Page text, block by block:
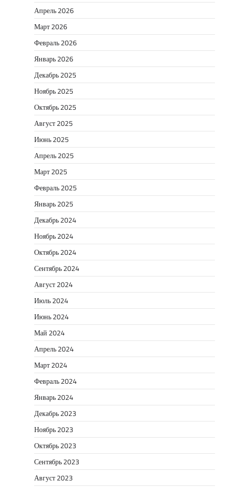
Апрель 2026
Март 2026
Февраль 2026
Январь 2026
Декабрь 2025
Ноябрь 2025
Октябрь 2025
Август 2025
Июнь 2025
Апрель 2025
Март 2025
Февраль 2025
Январь 2025
Декабрь 2024
Ноябрь 2024
Октябрь 2024
Сентябрь 2024
Август 2024
Июль 2024
Июнь 2024
Май 2024
Апрель 2024
Март 2024
Февраль 2024
Январь 2024
Декабрь 2023
Ноябрь 2023
Октябрь 2023
Сентябрь 2023
Август 2023